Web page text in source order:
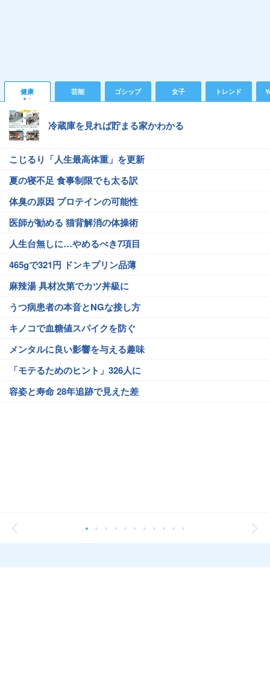
健康 芸能 ゴシップ 女子 トレンド
冷蔵庫を見れば貯まる家かわかる
こじるり「人生最高体重」を更新
夏の寝不足 食事制限でも太る訳
体臭の原因 プロテインの可能性
医師が勧める 猫背解消の体操術
人生台無しに…やめるべき7項目
465gで321円 ドンキプリン品薄
麻辣湯 具材次第でカツ丼級に
うつ病患者の本音とNGな接し方
キノコで血糖値スパイクを防ぐ
メンタルに良い影響を与える趣味
「モテるためのヒント」326人に
容姿と寿命 28年追跡で見えた差